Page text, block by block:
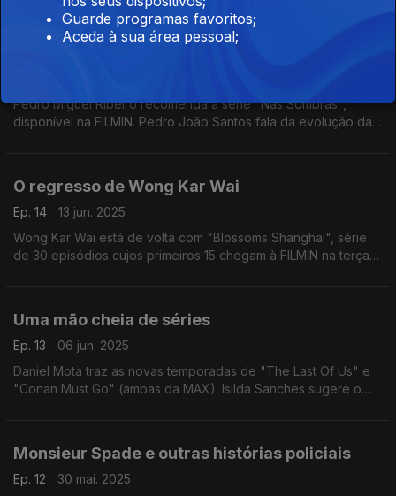
Os bastidores da política e a intimidade no
Pedro Miguel Ribeiro recomenda a série "Nas Sombras",
disponível na FILMIN. Pedro João Santos fala da evolução das
O regresso de Wong Kar Wai
Ep. 14
13 jun. 2025
Wong Kar Wai está de volta com "Blossoms Shanghai", série
de 30 episódios cujos primeiros 15 chegam à FILMIN na terça-
Uma mão cheia de séries
Ep. 13
06 jun. 2025
Daniel Mota traz as novas temporadas de "The Last Of Us" e
"Conan Must Go" (ambas da MAX). Isilda Sanches sugere o
Monsieur Spade e outras histórias policiais
Ep. 12
30 mai. 2025
Guarde programas favoritos;
Aceda à sua área pessoal;